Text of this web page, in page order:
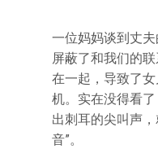
一位妈妈谈到丈
屏蔽了和我们的
在一起，导致了
机。实在没得看
出刺耳的尖叫声
音”。